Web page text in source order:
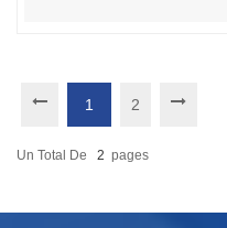
1 2
Un Total De 2 Pages